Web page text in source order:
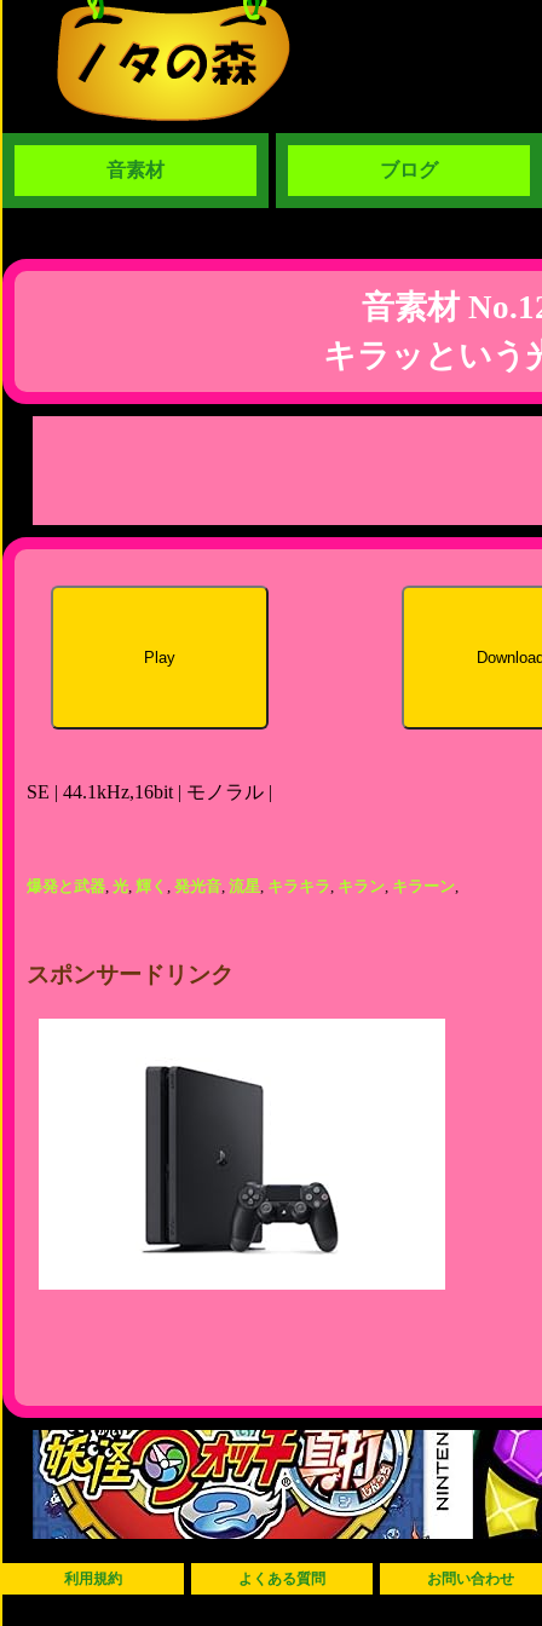
音素材 ブログ
音素材
キラッという
Play
SE | 44.1kHz,16bit | モノラル |
爆発と武器, 光, 輝く , 発光音, 流星, キラキラ, キラン, キラーン,
スポンサードリンク
利用規約 よくある質問 お問い合わせ